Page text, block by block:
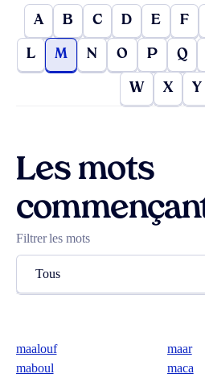
A B C D E F
L M N O P Q
W X Y
Les mots
Filtrer les mots
Tous
maalouf
maar
maboul
maca